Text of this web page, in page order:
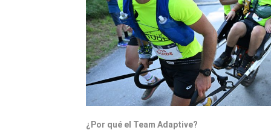
¿Por qué el Team Adaptive?